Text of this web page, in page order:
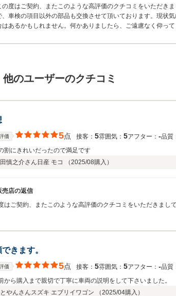
の度はご契約、またこのような高評価のクチコミをいただき
、車検の項目以外の部品も交換させて頂いております。現状
はあるかもしれません。何かありましたら、ご遠慮なく仰っ
他のユーザーのクチコミ
価 5点 接客： 5雰囲気： 5アフター： ‐品質
割にきれいだったので満足です
慎之介さん 日産 モコ （2025/08購入）
売店の返信
はご契約、またこのような高評価のクチコミをいただきま
きます。
価 5点 接客： 5雰囲気： 5アフター： ‐品質
から購入まで親切で丁寧に車両の説明をして下さいました。
やんさんスズキ エブリイワゴン （2025/04購入）